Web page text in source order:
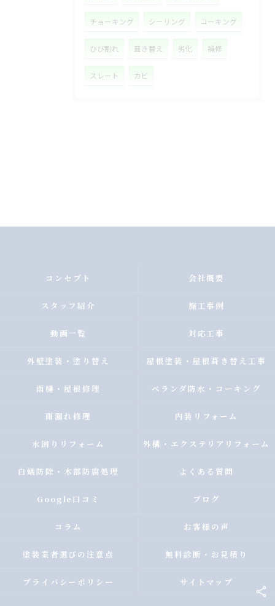
チョーキング シーリング コーキング
ひび割れ 葺き替え 劣化 補修
スレート カビ
コンセプト 会社概要
スタッフ紹介 施工事例
動画一覧 対応工事
外壁塗装・塗り替え 屋根塗装・屋根葺き替え工事
雨樋・屋根修理 ベランダ防水・コーキング
雨漏れ修理 内装リフォーム
水回りリフォーム 外構・エクステリアリフォーム
白蟻防除・木部防腐処理 よくある質問
Google口コミ ブログ
コラム お客様の声
塗装業者選びの注意点 無料診断・お見積り
プライバシーポリシー サイトマップ